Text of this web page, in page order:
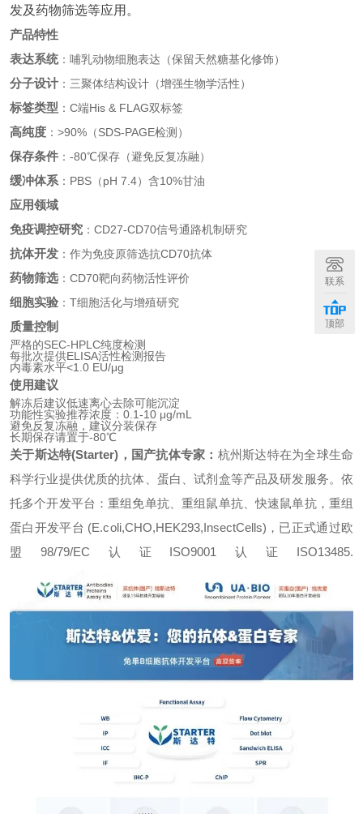
发及药物筛选等应用。
产品特性
表达系统：哺乳动物细胞表达（保留天然糖基化修饰）
分子设计 ：三聚体结构设计（增强生物学活性）
标签类型 ：C端His & FLAG双标签
高纯度 ：>90%（SDS-PAGE检测）
保存条件 ：-80℃保存（避免反复冻融）
缓冲体系 ：PBS（pH 7.4）含10%甘油
应用领域
免疫调控研究 ：CD27-CD70信号通路机制研究
抗体开发 ：作为免疫原筛选抗CD70抗体
药物筛选 ：CD70靶向药物活性评价
细胞实验 ：T细胞活化与增殖研究
质量控制
严格的SEC-HPLC纯度检测
每批次提供ELISA活性检测报告
内毒素水平<1.0 EU/μg
使用建议
解冻后建议低速离心去除可能沉淀
功能性实验推荐浓度：0.1-10 μg/mL
避免反复冻融，建议分装保存
长期保存请置于-80℃
关于斯达特(Starter)，国产抗体专家： 杭州斯达特在为全球生命
科学行业提供优质的抗体、蛋白、试剂盒等产品及研发服务。依
托多个开发平台：重组免单抗、重组鼠单抗、快速鼠单抗，重组
蛋白开发平台 (E.coli,CHO,HEK293,InsectCells)，已正式通过欧
盟98/79/EC认证ISO9001认证ISO13485.
联系
顶部